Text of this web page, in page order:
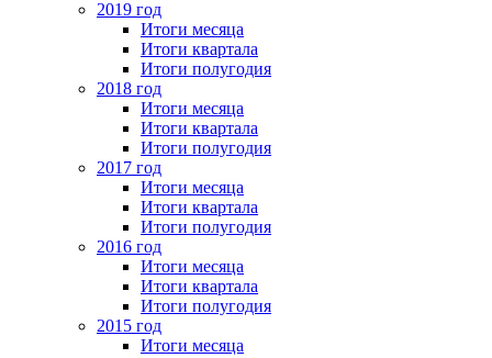
2019 год
Итоги месяца
Итоги квартала
Итоги полугодия
2018 год
Итоги месяца
Итоги квартала
Итоги полугодия
2017 год
Итоги месяца
Итоги квартала
Итоги полугодия
2016 год
Итоги месяца
Итоги квартала
Итоги полугодия
2015 год
Итоги месяца